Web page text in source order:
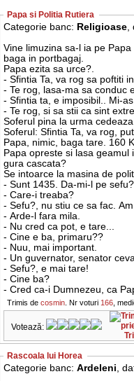
Papa si Politia Rutiera
Categorie banc: Religioase,
Vine limuzina sa-l ia pe
baga in portbagaj.
Papa ezita sa urce?.
- Sfintia Ta, va rog sa poftiti
- Te rog, lasa-ma sa conduc
- Sfintia ta, e imposibil.. Mi-
- Te rog, si sa stii ca sint
Soferul pina la urma
Soferul: Sfintia Ta, va rog,
Papa, nimic, baga tare. 160
Papa opreste si lasa
gura cascata?
Se intoarce la masina de
- Sunt 1435. Da-mi-l pe
- Care-i treaba?
- Sefu?, nu stiu ce sa fac.
- Arde-l fara mila.
- Nu cred ca pot, e tare...
- Cine e ba, primaru??
- Nuu, mai important.
- Un guvernator, senator
- Sefu?, e mai tare!
- Cine ba?
- Cred ca-i Dumnezeu, ca
Trimis de cosmin. Nr voturi 166,
Votează:
Rascoala lui Horea
Categorie banc: Ardeleni,